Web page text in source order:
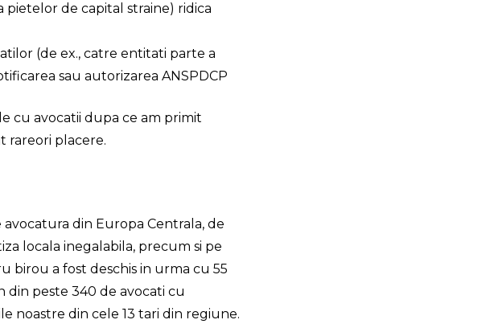
de capital straine) ridica
(de ex., catre entitati parte a
sau autorizarea ANSPDCP
cu avocatii dupa ce am primit
rareori placere.
din Europa Centrala, de
locala inegalabila, precum si pe
birou a fost deschis in urma cu 55
din peste 340 de avocati cu
noastre din cele 13 tari din regiune.